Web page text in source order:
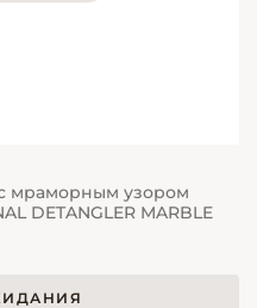
мраморным узором
DETANGLER MARBLE